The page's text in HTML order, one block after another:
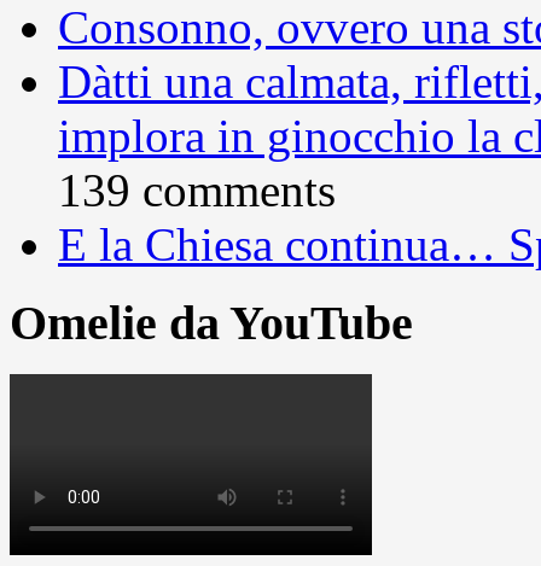
Consonno, ovvero una
Dàtti una calmata,
implora in ginocchio la
139 comments
E la Chiesa continua…
Omelie da YouTube